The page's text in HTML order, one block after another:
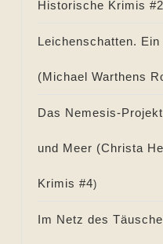
Historische Krimis #2
Leichenschatten.
(Michael Warthens
Das Nemesis-
und Meer (Christa
Krimis #4)
Im Netz des